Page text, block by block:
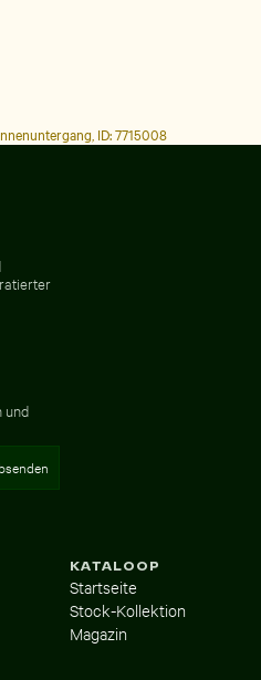
ID: 7715008
und
KATALOOP
Startseite
Stock-Kollektion
Magazin